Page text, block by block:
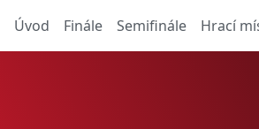
Úvod Finále Semifinále Hrací